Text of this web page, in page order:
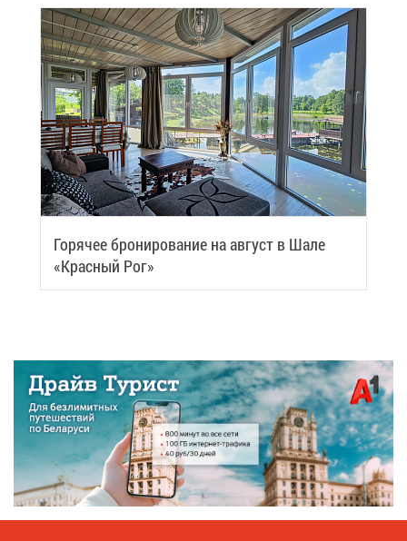
Го­ря­чее бро­ни­ро­ва­ние на ав­густ в Ша­ле
«Крас­ный Рог»